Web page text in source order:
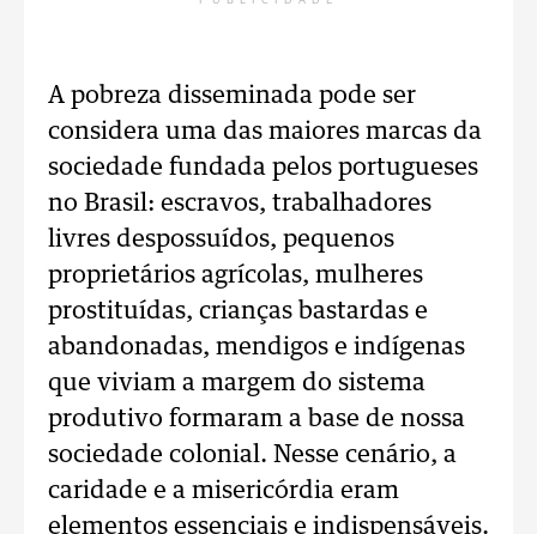
A pobreza disseminada pode ser
considera uma das maiores marcas da
sociedade fundada pelos portugueses
no Brasil: escravos, trabalhadores
livres despossuídos, pequenos
proprietários agrícolas, mulheres
prostituídas, crianças bastardas e
abandonadas, mendigos e indígenas
que viviam a margem do sistema
produtivo formaram a base de nossa
sociedade colonial. Nesse cenário, a
caridade e a misericórdia eram
elementos essenciais e indispensáveis.